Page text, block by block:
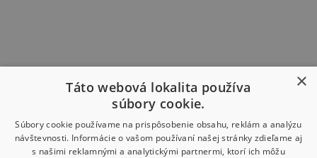
×
Táto webová lokalita používa
súbory cookie.
Súbory cookie používame na prispôsobenie obsahu, reklám a analýzu
návštevnosti. Informácie o vašom používaní našej stránky zdieľame aj
s našimi reklamnými a analytickými partnermi, ktorí ich môžu